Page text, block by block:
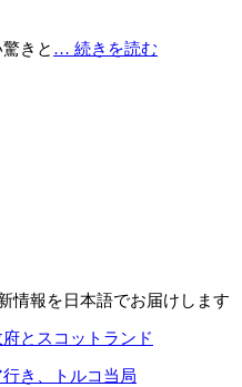
きと … 続きを読む
情報を日本語でお届けします
とスコットランド
き、トルコ当局